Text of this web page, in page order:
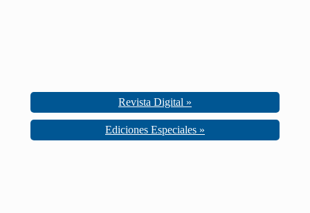
Revista Digital »
Ediciones Especiales »